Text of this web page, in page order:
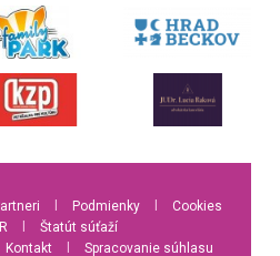
Podmienky
Cookies
Štatút súťaží
Kontakt Spracovanie súhlasu